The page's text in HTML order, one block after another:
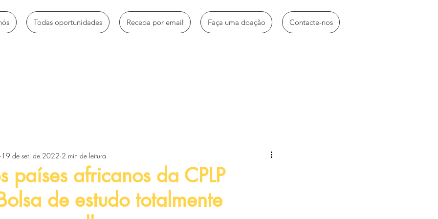
Todas oportunidades Receba por email Faça uma doação Contacte-nos
e trabalhos sociais
Artigos
países africanos da CPLP
de estudo totalmente
19 de set. de 2022 2 min de leitura